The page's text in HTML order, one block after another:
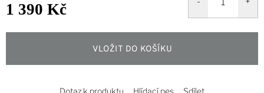
1 390 Kč
VLOŽIT DO KOŠÍKU
Dotaz k produktu Hlídací pes Sdílet